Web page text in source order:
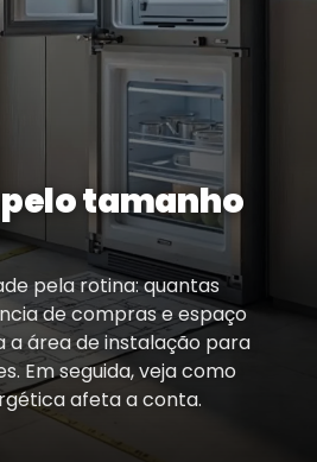
tamanho
pela rotina: quantas
de compras e espaço
a área de instalação para
Em seguida, veja como
afeta a conta.